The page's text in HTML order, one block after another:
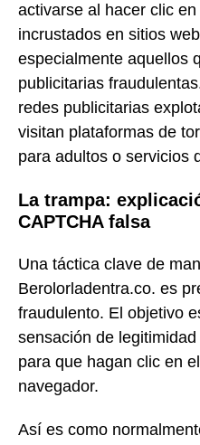
activarse al hacer clic
incrustados en sitios
especialmente aquellos
publicitarias
redes publicitarias
visitan plataformas de
para adultos o servicios
La trampa:
CAPTCHA falsa
Una táctica clave de
Berolorladentra.co. es
fraudulento. El objetivo
sensación de
para que hagan clic en
navegador.
Así es como